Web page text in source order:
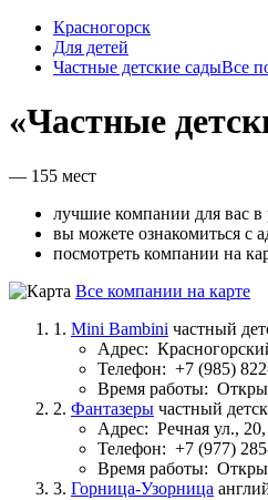
Красногорск
Для детей
Частные детские садыВсе
«Частные
— 155 мест
лучшие компании для вас в
вы можете ознакомиться с
посмотреть компании на
Все компании на карте
1. Mini Bambini частный
Адрес:
Телефон: +7 (985)
Время работы:
2. Фантазеры частный
Адрес: Речная ул.,
Телефон: +7 (977)
Время работы:
3. Горница-Узорница